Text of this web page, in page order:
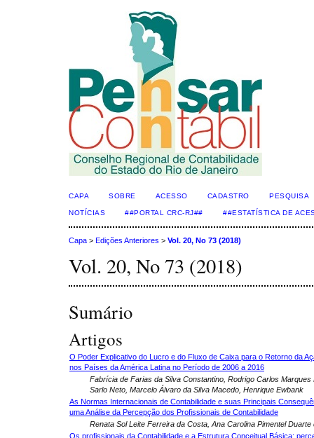
CAPA SOBRE ACESSO CADASTRO PESQUISA
NOTÍCIAS ##PORTAL CRC-RJ## ##ESTATÍSTICA DE
Capa > Edições Anteriores > Vol. 20, No 73 (2018)
Vol. 20, No 73 (2018)
Sumário
Artigos
O Poder Explicativo do Lucro e do Fluxo de Caixa para o Retorno da
nos Países da América Latina no Período de 2006 a 2016
Fabrícia de Farias da Silva Constantino, Rodrigo Carlos Marques
Sarlo Neto, Marcelo Álvaro da Silva Macedo, Henrique Ewbank
As Normas Internacionais de Contabilidade e suas Principais
uma Análise da Percepção dos Profissionais de Contabilidade
Renata Sol Leite Ferreira da Costa, Ana Carolina Pimentel
Os profissionais da Contabilidade e a Estrutura Conceitual Básica: